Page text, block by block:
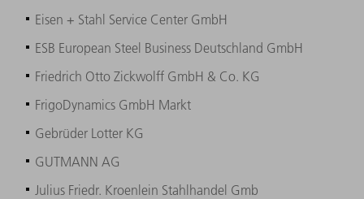
Eisen + Stahl Service Center GmbH
ESB European Steel Business Deutschland GmbH
Friedrich Otto Zickwolff GmbH & Co. KG
FrigoDynamics GmbH Markt
Gebrüder Lotter KG
GUTMANN AG
Julius Friedr. Kroenlein Stahlhandel Gmb